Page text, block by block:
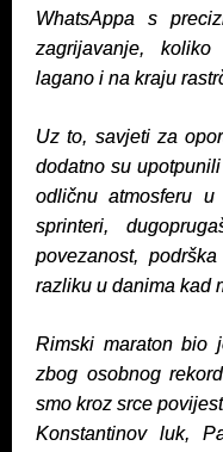
WhatsAppa s
zagrijavanje,
lagano i na kraju
Uz to, savjeti za
dodatno su
odličnu atmosferu
sprinteri,
povezanost,
razliku u danima kad
Rimski maraton bio
zbog osobnog
smo kroz srce
Konstantinov luk,